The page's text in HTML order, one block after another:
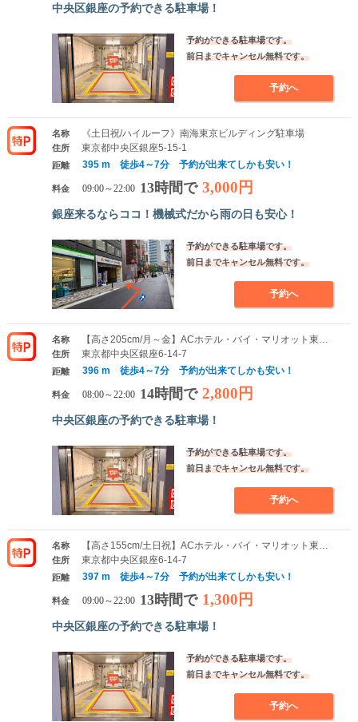
中央区銀座の予約できる駐車場！
予約ができる駐車場です。
前日までキャンセル無料です。
予約へ
名称 《土日祝/ハイルーフ》南海東京ビルディング駐車場
住所 東京都中央区銀座5-15-1
距離 395 m 徒歩4～7分 予約が出来てしかも安い！
料金 09:00～22:00 13時間で 3,000円
銀座来るならココ！機械式だから雨の日も安心！
予約ができる駐車場です。
前日までキャンセル無料です。
予約へ
名称 【高さ205cm/月～金】ACホテル・バイ・マリオット東京銀座駐車場
住所 東京都中央区銀座6-14-7
距離 396 m 徒歩4～7分 予約が出来てしかも安い！
料金 08:00～22:00 14時間で 2,800円
中央区銀座の予約できる駐車場！
予約ができる駐車場です。
前日までキャンセル無料です。
予約へ
名称 【高さ155cm/土日祝】ACホテル・バイ・マリオット東京銀座駐車場
住所 東京都中央区銀座6-14-7
距離 397 m 徒歩4～7分 予約が出来てしかも安い！
料金 09:00～22:00 13時間で 1,300円
中央区銀座の予約できる駐車場！
予約ができる駐車場です。
前日までキャンセル無料です。
予約へ